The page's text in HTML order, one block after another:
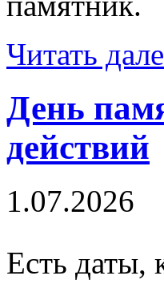
Читать
День
действий
1.07.2026
Есть даты,